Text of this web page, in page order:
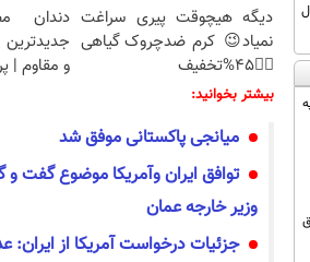
10 ثانیه
دیگه هیچوقت پیری سراغت
نمیاد😉 کرم ضدچروک گیاهی
👈🏻45%تخفیف
دندان
جدیدترین
و مقاوم |
بیشتر بخوانید:
میانجی پاکستانی موفق شد
توافق ایران وآمریکا موضوع گفت و
وزیر خارجه عمان
جزئیات درخواست‌ آمریکا از ایران: